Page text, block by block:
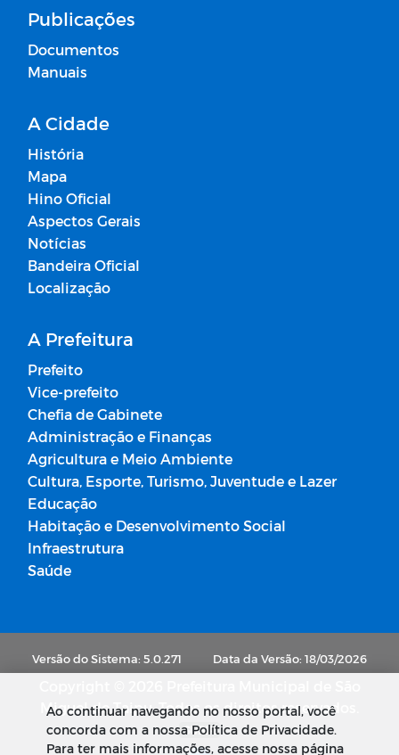
Publicações
Documentos
Manuais
A Cidade
História
Mapa
Hino Oficial
Aspectos Gerais
Notícias
Bandeira Oficial
Localização
A Prefeitura
Prefeito
Vice-prefeito
Chefia de Gabinete
Administração e Finanças
Agricultura e Meio Ambiente
Cultura, Esporte, Turismo, Juventude e Lazer
Educação
Habitação e Desenvolvimento Social
Infraestrutura
Saúde
Versão do Sistema: 5.0.271 Data da Versão: 18/03/2026
Miguel de Taipu. Todos os direitos reservados.
SUBIR
Ao continuar navegando no nosso portal, você
concorda com a nossa Política de Privacidade.
Para ter mais informações, acesse nossa página